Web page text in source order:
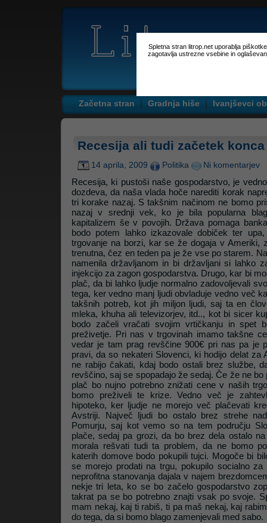
Spletna stran litrop.net uporablja
zagotavlja ustrezne vsebine in
Litrop.net
Začetna stran Gradnja hiše Ivanjševci
Recesija ali tudi začetek
14 aprila, 2009 Politika Ni komentarjev
Recesija, ki pustoši naše gospodarstvo, je
dozdeva, da naša vlada hoče narediti korak
tri korake nazaj. S takšnim načinom ne bomo
nazaj v srednji vek, ko je bila popularna
kapitalizem še v povojih. Država pomaga
bodo potem lahko izkazovale dobiček ter
trgovanje na borzi, kar se že dogaja v Ameriki,
trenutna, čez en teden pa je že vse po starem.
namenila državljanom in bi državljani si lahko
injekcijo za zagon gospodarstva. Drugo, kar bi
plač, da bi lahko ljudje normalno zadovoljevali
tega, ker vedno manj ljudi obvladuje vedno več
takšnih potreb, kot jih miljon ljudi, saj ta en
mleka, khuha ali televizorjev, itd.., kot bi sicer
bodo začeli vračati svojim vrtičkanju in spet
preživetje. Pri nas v trgovinah imamo takšne
vedar je tam prag revščine 900€ pri nas pa je
pravi, da so nekateri Slovenci, ki hodijo delat za
ne rabijo čakati, kdaj bodo ostali brez službe,
revščino, saj se spopadajo že sedaj. Če že ne
plač bo nujno potrebno znižati cene v naših
bomo preživeli te krize. Vedno več je
hipoteko, ker ljudje ne morejo več plačevati
Avstriji. Največ ljudi bo ostalo brez strehe
Pomurju, saj kot vemo so na tem području
plače, sedaj pa grozi, da bo brez dela ostalo
morala rešvati tudi ta problem, da ne bomo
katerih domove bodo pokupili tujci. Mogoče bi
se morejo prodati na trgu, pokupilo socialno
neprofitna stanovanja dajala v najem
nekje tri leta, ko se bo začelo gospodarstvo
takrat pa se bo potrebno znajti vsak po svoje.
mam nekaj, kaj ti rabiš, ti pa maš nekaj, kaj
do tega, da si bomo blago zamenjevali med sabo.